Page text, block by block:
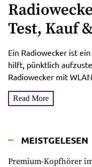
Test, Kauf
Ein Radiowecker ist
hilft, pünktlich
Radiowecker mit
Möglichkeit,...
Read More
MEISTGELESEN
Premium-Kopfhörer